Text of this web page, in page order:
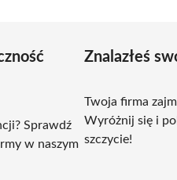
Sprawdź
w naszym
Znalazłeś
Twoja firma
Wyróżnij się i
szczycie!